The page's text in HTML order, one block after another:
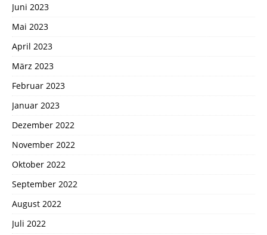
Juni 2023
Mai 2023
April 2023
März 2023
Februar 2023
Januar 2023
Dezember 2022
November 2022
Oktober 2022
September 2022
August 2022
Juli 2022